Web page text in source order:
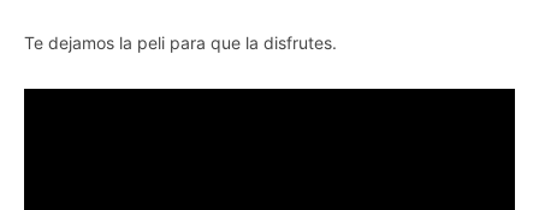
Te dejamos la peli para que la disfrutes.